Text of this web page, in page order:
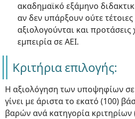
ακαδημαϊκό εξάμηνο
αν δεν υπάρξουν ούτε
αξιολογούνται και προτάσεις
εμπειρία σε ΑΕΙ.
Κριτήρια επιλογής:
Η αξιολόγηση των υποψηφίων
γίνει με άριστα το εκατό (100)
βαρών ανά κατηγορία